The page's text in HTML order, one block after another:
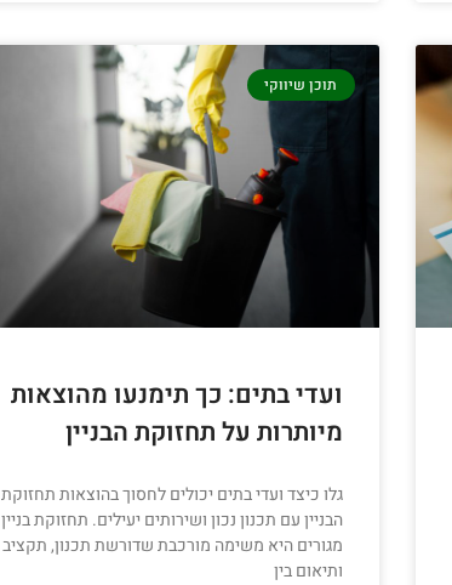
תוכן שיווקי
ועדי בתים: כך תימנעו מהוצאות
מיותרות על תחזוקת הבניין
גלו כיצד ועדי בתים יכולים לחסוך בהוצאות תחזוקת
הבניין עם תכנון נכון ושירותים יעילים. תחזוקת בניין
מגורים היא משימה מורכבת שדורשת תכנון, תקציב
ותיאום בין